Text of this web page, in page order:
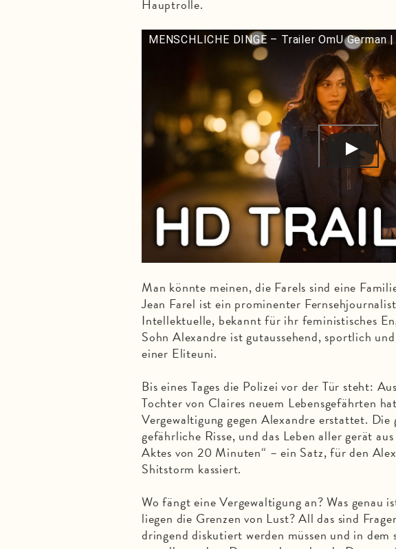
Hauptrolle.
MENSCHLICHE DINGE – Trailer OmU German
Man könnte meinen, die Farels sind eine
Jean Farel ist ein prominenter
Intellektuelle, bekannt für ihr feministisches
Sohn Alexandre ist gutaussehend, sportlich
einer Eliteuni.
Bis eines Tages die Polizei vor der Tür steht:
Tochter von Claires neuem Lebensgefährten
Vergewaltigung gegen Alexandre erstattet. Die
gefährliche Risse, und das Leben aller gerät
Aktes von 20 Minuten“ – ein Satz, für den
Shitstorm kassiert.
Wo fängt eine Vergewaltigung an? Was genau
liegen die Grenzen von Lust? All das sind
dringend diskutiert werden müssen und in dem